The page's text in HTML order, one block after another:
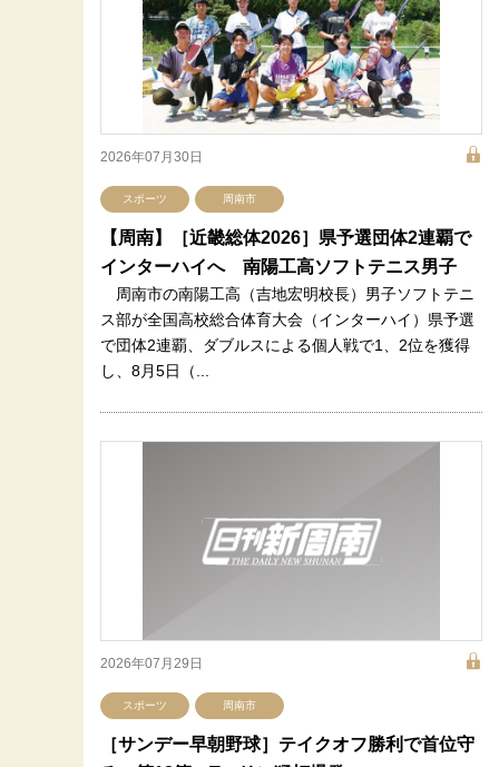
2026年07月30日
スポーツ 周南市
【周南】［近畿総体2026］県予選団体2連覇で
インターハイへ 南陽工高ソフトテニス男子
周南市の南陽工高（吉地宏明校長）男子ソフトテニ
ス部が全国高校総合体育大会（インターハイ）県予選
で団体2連覇、ダブルスによる個人戦で1、2位を獲得
し、8月5日（...
2026年07月29日
スポーツ 周南市
［サンデー早朝野球］テイクオフ勝利で首位守